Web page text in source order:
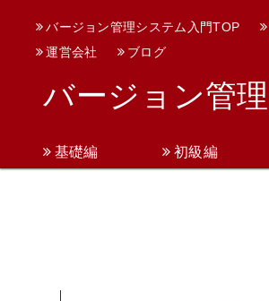
バージョン管理システム入門TOP
運営会社
ブログ
バージョン管
基礎編 初級編